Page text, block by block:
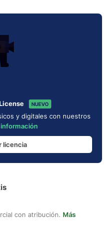
NUEVO
y digitales con nuestros
información
licencia
con atribución. Más